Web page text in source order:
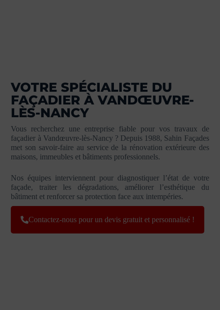
VOTRE SPÉCIALISTE DU
FAÇADIER À VANDŒUVRE-
LÈS-NANCY
Vous recherchez une entreprise fiable pour vos travaux de
façadier à Vandœuvre-lès-Nancy ? Depuis 1988, Sahin Façades
met son savoir-faire au service de la rénovation extérieure des
maisons, immeubles et bâtiments professionnels.
Nos équipes interviennent pour diagnostiquer l’état de votre
façade, traiter les dégradations, améliorer l’esthétique du
bâtiment et renforcer sa protection face aux intempéries.
Contactez-nous pour un devis gratuit et personnalisé !